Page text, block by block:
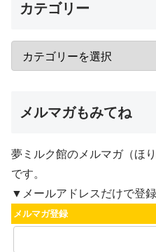
カテゴリー
メルマガもみてね
夢ミルク館のメルマガ（ほ
です。
▼メールアドレスだけで登録
メルマガ登録